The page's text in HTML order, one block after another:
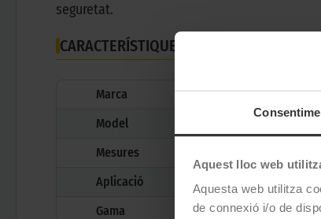
Aquest lloc web
Aquesta web utilitza
de connexió i/o de
seguretat.
CARACTERÍSTIQUES TÈCNIQUES
Marca
Model
Mesures
Aplicació
Gama